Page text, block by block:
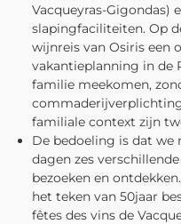
Vacqueyras-Gigondas)
slapingfaciliteiten. Op
wijnreis van Osiris een
vakantieplanning in de
familie meekomen,
familiale context zijn
De bedoeling is dat
dagen zes
bezoeken en
het teken van 50jaar
fêtes des vins de